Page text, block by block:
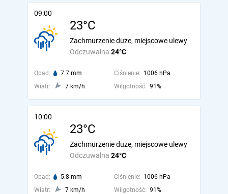
09:00
23°C
Odczuwalna 24°C
Zachmurzenie duże, miejscowe ulewy
Opad: 7.7 mm Ciśnienie: 1006 hPa
Wiatr:
7 km/h Wilgotność: 91%
10:00
23°C
Odczuwalna 24°C
Zachmurzenie duże, miejscowe ulewy
Opad: 5.8 mm Ciśnienie: 1006 hPa
Wiatr:
7 km/h Wilgotność: 91%